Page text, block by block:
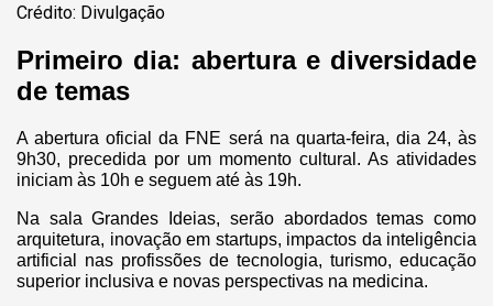
Crédito: Divulgação
Primeiro dia: abertura e diversidade
de temas
A abertura oficial da FNE será na quarta-feira, dia 24, às
9h30, precedida por um momento cultural. As atividades
iniciam às 10h e seguem até às 19h.
Na sala Grandes Ideias, serão abordados temas como
arquitetura, inovação em startups, impactos da inteligência
artificial nas profissões de tecnologia, turismo, educação
superior inclusiva e novas perspectivas na medicina.